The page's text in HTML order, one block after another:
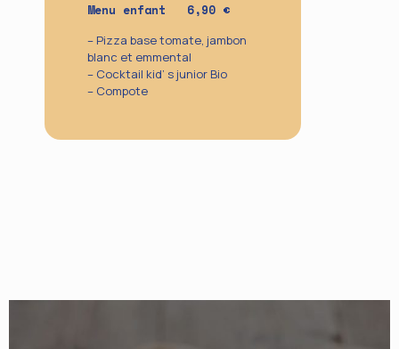
Menu enfant 6,90 €
– Pizza base tomate, jambon
blanc et emmental
– Cocktail kid’ s junior Bio
– Compote